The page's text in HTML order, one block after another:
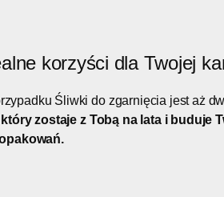
korzyści dla Twojej
Śliwki do zgarnięcia jest aż
zostaje z Tobą na lata i buduje